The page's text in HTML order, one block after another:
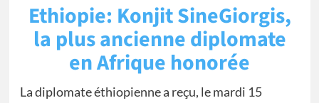
Ethiopie: Konjit SineGiorgis,
la plus ancienne diplomate
en Afrique honorée
La diplomate éthiopienne a reçu, le mardi 15